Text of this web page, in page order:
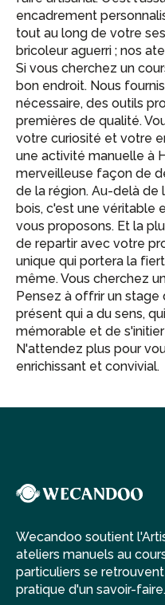
encadrement
tout au long de votre
bricoleur aguerri ; nos
Si vous cherchez un
bon endroit. Nous
nécessaire, des outils
premières de qualité.
votre curiosité et votre
une activité manuelle à
merveilleuse façon de
de la région. Au-delà de
bois, c'est une véritable
vous proposons. Et la
de repartir avec votre
unique qui portera la
même. Vous cherchez
Pensez à offrir un stage
présent qui a du sens,
mémorable et de
N'attendez plus pour
enrichissant et convivial.
Wecandoo soutient
ateliers manuels au
particuliers se
pratique d'un savoir-faire.